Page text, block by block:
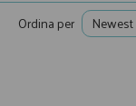
Ordina per